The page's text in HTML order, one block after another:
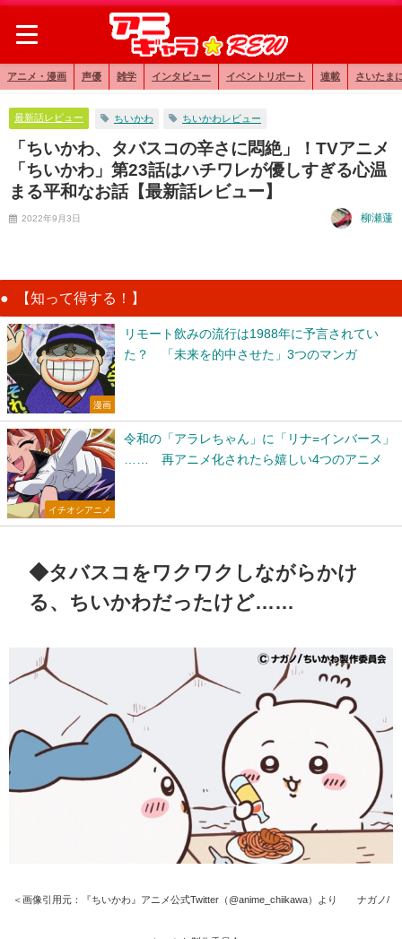
アニメ・漫画 声優 雑学 インタビュー イベントリポート 連載 さいたま
最新話レビュー ちいかわ ちいかわレビュー
「ちいかわ、タバスコの辛さに悶絶」！TVアニメ
「ちいかわ」第23話はハチワレが優しすぎる心温
まる平和なお話【最新話レビュー】
2022年9月3日 柳瀬蓮
【知って得する！】
漫画
リモート飲みの流行は1988年に予言されてい
た？ 「未来を的中させた」3つのマンガ
イチオシアニメ
令和の「アラレちゃん」に「リナ=インバース」
…… 再アニメ化されたら嬉しい4つのアニメ
◆タバスコをワクワクしながらかけ
る、ちいかわだったけど……
＜画像引用元：『ちいかわ』アニメ公式Twitter（@anime_chiikawa）より ©ナガノ/